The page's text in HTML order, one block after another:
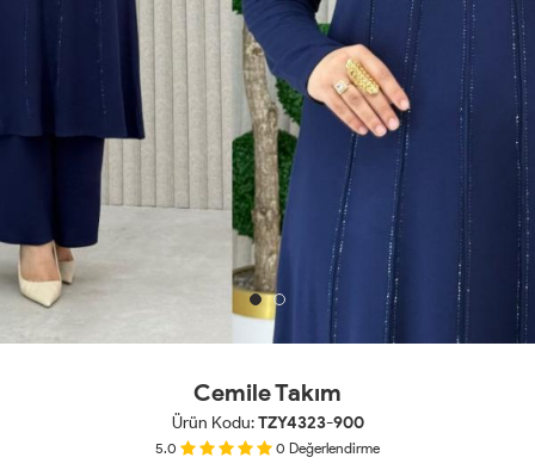
Cemile Takım
Ürün Kodu:TZY4323-900
5.0 0 Değerlendirme